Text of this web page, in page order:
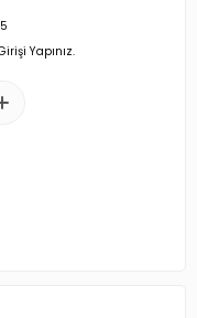
Yapınız.